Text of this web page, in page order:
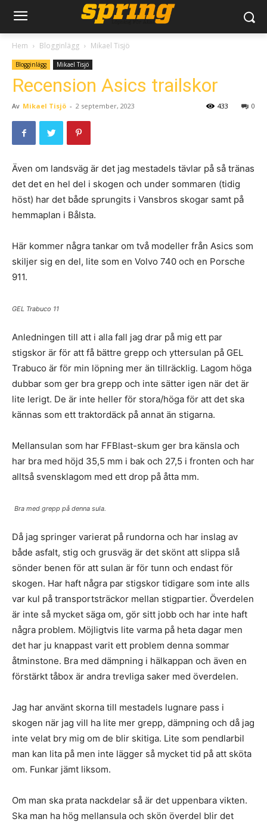
Hem Blogginlägg Mikael Tisjö
Blogginlägg Mikael Tisjö
Recension Asics trailskor
Av Mikael Tisjö - 2 september, 2023 0
433
Även om landsväg är det jag mestadels tävlar på så tränas
det det en hel del i skogen och under sommaren (tidig
höst) har det både sprungits i Vansbros skogar samt på
hemmaplan i Bålsta.
Här kommer några tankar om två modeller från Asics som
skiljer sig en del, lite som en Volvo 740 och en Porsche
911.
GEL Trabuco 11
Anledningen till att i alla fall jag drar på mig ett par
stigskor är för att få bättre grepp och yttersulan på GEL
Trabuco är för min löpning mer än tillräcklig. Lagom höga
dubbar som ger bra grepp och inte sätter igen när det är
lite lerigt. De är inte heller för stora/höga för att det ska
kännas som ett traktordäck på annat än stigarna.
Mellansulan som har FFBlast-skum ger bra känsla och
har bra med höjd 35,5 mm i bak och 27,5 i fronten och har
alltså svensklagom med ett drop på åtta mm.
Bra med grepp på denna sula.
Då jag springer varierat på rundorna och har inslag av
både asfalt, stig och grusväg är det skönt att slippa slå
sönder benen för att sulan är för tunn och endast för
skogen. Har haft några par stigskor tidigare som inte alls
var kul på transportsträckor mellan stigpartier. Överdelen
är inte så mycket säga om, gör sitt jobb och har inte haft
några problem. Möjligtvis lite varma på heta dagar men
det har ju knappast varit ett problem denna sommar
åtminstone. Bra med dämpning i hälkappan och även en
förstärkt tåbox är andra trevliga saker med överdelen.
Jag har använt skorna till mestadels lugnare pass i
skogen när jag vill ha lite mer grepp, dämpning och då jag
inte velat bry mig om de blir skitiga. Lite som pendlarbil
man kan lita på men inte lägger så mycket tid på att sköta
om. Funkar jämt liksom.
Om man ska prata nackdelar så är det uppenbara vikten.
Ska man ha hög mellansula och skön överdel blir det